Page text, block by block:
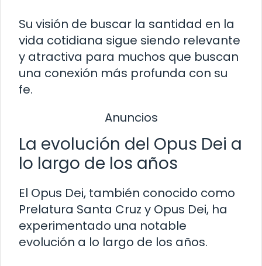
Su visión de buscar la santidad en la
vida cotidiana sigue siendo relevante
y atractiva para muchos que buscan
una conexión más profunda con su
fe.
Anuncios
La evolución del Opus Dei a
lo largo de los años
El Opus Dei, también conocido como
Prelatura Santa Cruz y Opus Dei, ha
experimentado una notable
evolución a lo largo de los años.